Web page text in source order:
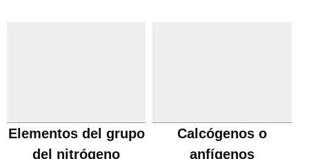
Elementos del grupo
del nitrógeno
Calcógenos o
anfígenos